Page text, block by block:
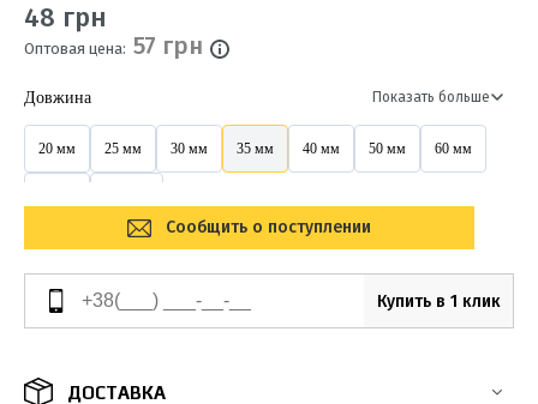
48 грн
Оптовая цена: 57 грн
Довжина Показать больше
20 мм 25 мм 30 мм 35 мм 40 мм 50 мм 60 мм
Сообщить о поступлении
Купить в 1 клик
ДОСТАВКА